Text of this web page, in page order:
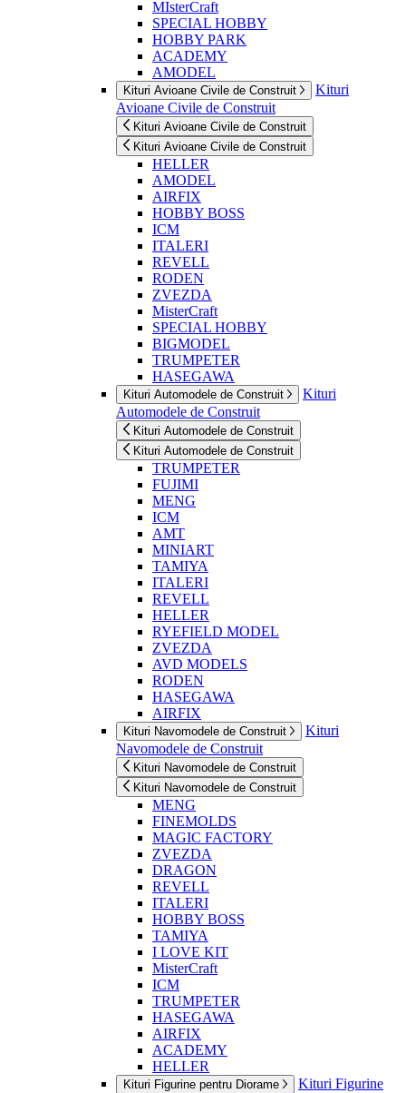
MIsterCraft
SPECIAL HOBBY
HOBBY PARK
ACADEMY
AMODEL
Kituri Avioane Civile de Construit
Kituri
Avioane Civile de Construit
Kituri Avioane Civile de Construit
Kituri Avioane Civile de Construit
HELLER
AMODEL
AIRFIX
HOBBY BOSS
ICM
ITALERI
REVELL
RODEN
ZVEZDA
MisterCraft
SPECIAL HOBBY
BIGMODEL
TRUMPETER
HASEGAWA
Kituri Automodele de Construit
Kituri
Automodele de Construit
Kituri Automodele de Construit
Kituri Automodele de Construit
TRUMPETER
FUJIMI
MENG
ICM
AMT
MINIART
TAMIYA
ITALERI
REVELL
HELLER
RYEFIELD MODEL
ZVEZDA
AVD MODELS
RODEN
HASEGAWA
AIRFIX
Kituri Navomodele de Construit
Kituri
Navomodele de Construit
Kituri Navomodele de Construit
Kituri Navomodele de Construit
MENG
FINEMOLDS
MAGIC FACTORY
ZVEZDA
DRAGON
REVELL
ITALERI
HOBBY BOSS
TAMIYA
I LOVE KIT
MisterCraft
ICM
TRUMPETER
HASEGAWA
AIRFIX
ACADEMY
HELLER
Kituri Figurine pentru Diorame
Kituri Figurine